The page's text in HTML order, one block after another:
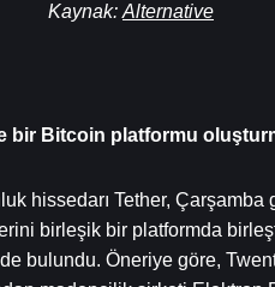
Kaynak: Alternative
bir Bitcoin platformu
hissedarı Tether,
birleşik bir platformda
bulundu. Öneriye göre,